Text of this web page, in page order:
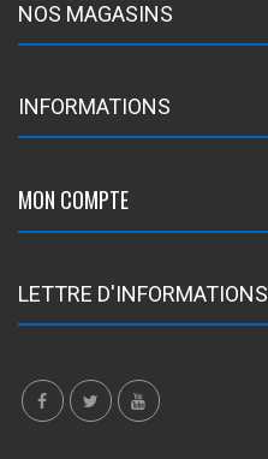
NOS MAGASINS
INFORMATIONS
MON COMPTE
LETTRE D'INFORMATIONS